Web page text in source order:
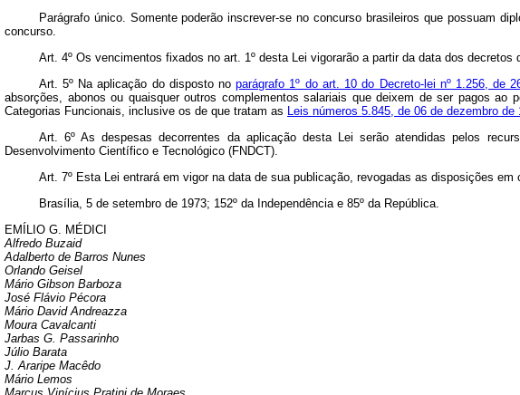
Parágrafo único. Somente poderão inscrever-se no concurso brasileiros que possuam
concurso.
Art. 4º Os vencimentos fixados no art. 1º desta Lei vigorarão a partir da data dos
Art. 5º Na aplicação do disposto noparágrafo 1º do art. 10 do Decreto-lei nº 1.256, de
absorções, abonos ou quaisquer outros complementos salariais que deixem de ser pagos ao
Categorias Funcionais, inclusive os de que tratam as Leis números 5.845, de 06 de dezembro de
Art. 6º As despesas decorrentes da aplicação desta Lei serão atendidas pelos
Desenvolvimento Científico e Tecnológico (FNDCT).
Art. 7º Esta Lei entrará em vigor na data de sua publicação, revogadas as disposições em
Brasília, 5 de setembro de 1973; 152º da Independência e 85º da República.
EMÍLIO G. MÉDICI
Alfredo Buzaid
Adalberto de Barros Nunes
Orlando Geisel
Mário Gibson Barboza
José Flávio Pécora
Mário David Andreazza
Moura Cavalcanti
Jarbas G. Passarinho
Júlio Barata
J. Araripe Macêdo
Mário Lemos